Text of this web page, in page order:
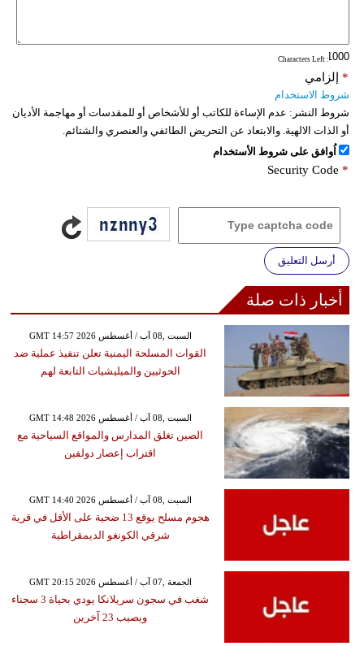
: Characters Left
إلزامي *
شروط الاستخدام
شروط النشر: عدم الإساءة للكاتب أو للأشخاص أو للمقدسات أو مهاجمة الأديان
أو الذات الالهية. والابتعاد عن التحريض الطائفي والعنصري والشتائم.
اُوافق على شروط الأستخدام
Security Code *
أرسل التعليق
أخبار ذات صلة
GMT 14:57 2026 السبت ,08 آب / أغسطس
القوات المسلحة اليمنية تعلن تنفيذ عملية ضد
الحوثيين والميليشيات التابعة لهم
GMT 14:48 2026 السبت ,08 آب / أغسطس
الصين تغلق المدارس والمواقع السياحية مع
اقتراب إعصار دولفين
GMT 14:40 2026 السبت ,08 آب / أغسطس
هجوم مسلح يوقع 13 ضحية على الأقل في قرية
شرقي الكونغو الديمقراطية
GMT 20:15 2026 الجمعة ,07 آب / أغسطس
شغب في سجون سريلانكا يودي بحياة 3 سجناء
ويصيب 23 آخرين